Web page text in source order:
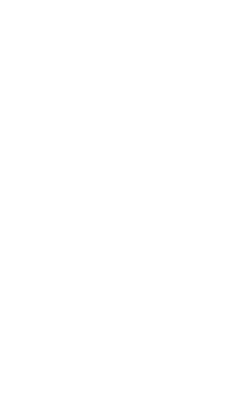
PRESENTAN ESTUDIO PARA